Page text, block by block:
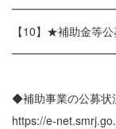
【10】★補助金等
◆補助事業の公募状
https://e-